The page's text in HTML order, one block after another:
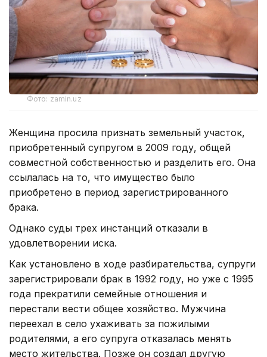
Фото: zamin.uz
Женщина просила признать земельный участок,
приобретенный супругом в 2009 году, общей
совместной собственностью и разделить его. Она
ссылалась на то, что имущество было
приобретено в период зарегистрированного
брака.
Однако суды трех инстанций отказали в
удовлетворении иска.
Как установлено в ходе разбирательства, супруги
зарегистрировали брак в 1992 году, но уже с 1995
года прекратили семейные отношения и
перестали вести общее хозяйство. Мужчина
переехал в село ухаживать за пожилыми
родителями, а его супруга отказалась менять
место жительства. Позже он создал другую